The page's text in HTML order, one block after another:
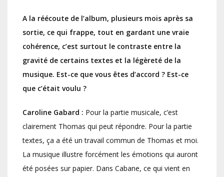
A la réécoute de l’album, plusieurs mois après sa
sortie, ce qui frappe, tout en gardant une vraie
cohérence, c’est surtout le contraste entre la
gravité de certains textes et la légèreté de la
musique. Est-ce que vous êtes d’accord ? Est-ce
que c’était voulu ?
Caroline Gabard : Pour la partie musicale, c’est
clairement Thomas qui peut répondre. Pour la partie
textes, ça a été un travail commun de Thomas et moi.
La musique illustre forcément les émotions qui auront
été posées sur papier. Dans Cabane, ce qui vient en